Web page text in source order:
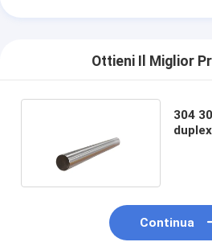
Ottieni Il Miglior
304
Continua